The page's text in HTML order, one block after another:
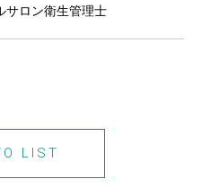
サロン衛生管理士
LIST